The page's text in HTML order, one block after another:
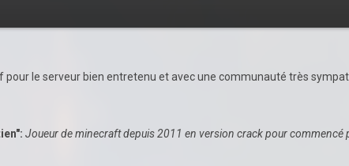
le serveur bien entretenu et avec une communauté très
Joueur de minecraft depuis 2011 en version crack pour commencé